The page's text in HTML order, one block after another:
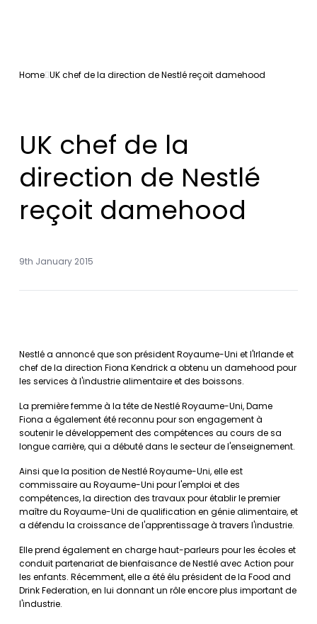
Home UK chef de la direction de Nestlé reçoit damehood
UK chef de la
direction de Nestlé
reçoit damehood
9th January 2015
Nestlé a annoncé que son président Royaume-Uni et l'Irlande et
chef de la direction Fiona Kendrick a obtenu un damehood pour
les services à l'industrie alimentaire et des boissons.
La première femme à la tête de Nestlé Royaume-Uni, Dame
Fiona a également été reconnu pour son engagement à
soutenir le développement des compétences au cours de sa
longue carrière, qui a débuté dans le secteur de l'enseignement.
Ainsi que la position de Nestlé Royaume-Uni, elle est
commissaire au Royaume-Uni pour l'emploi et des
compétences, la direction des travaux pour établir le premier
maître du Royaume-Uni de qualification en génie alimentaire, et
a défendu la croissance de l'apprentissage à travers l'industrie.
Elle prend également en charge haut-parleurs pour les écoles et
conduit partenariat de bienfaisance de Nestlé avec Action pour
les enfants. Récemment, elle a été élu président de la Food and
Drink Federation, en lui donnant un rôle encore plus important de
l'industrie.